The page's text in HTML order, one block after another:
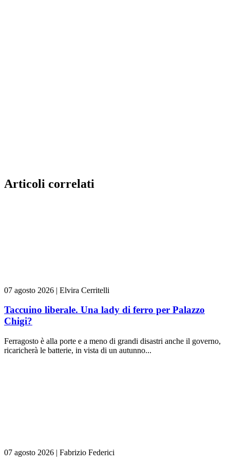
Articoli correlati
07 agosto 2026 | Elvira Cerritelli
Taccuino liberale. Una lady di ferro per Palazzo
Chigi?
Ferragosto è alla porte e a meno di grandi disastri anche il governo,
ricaricherà le batterie, in vista di un autunno...
07 agosto 2026 | Fabrizio Federici